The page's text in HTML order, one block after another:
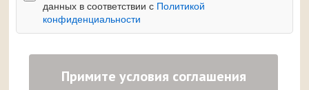
данных в соответствии с Политикой
конфиденциальности
Примите условия соглашения